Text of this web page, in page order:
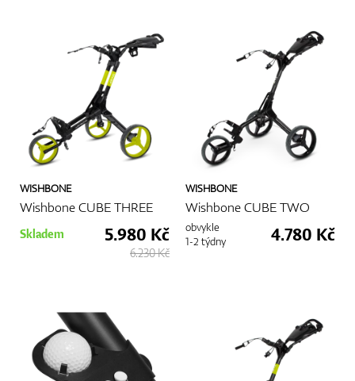
WISHBONE
Wishbone CUBE THREE
Skladem 5.980 Kč
6.230 Kč
WISHBONE
Wishbone CUBE TWO
obvykle
1-2 týdny
4.780 Kč